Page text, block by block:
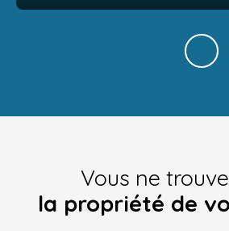
Vous ne
la propriété de